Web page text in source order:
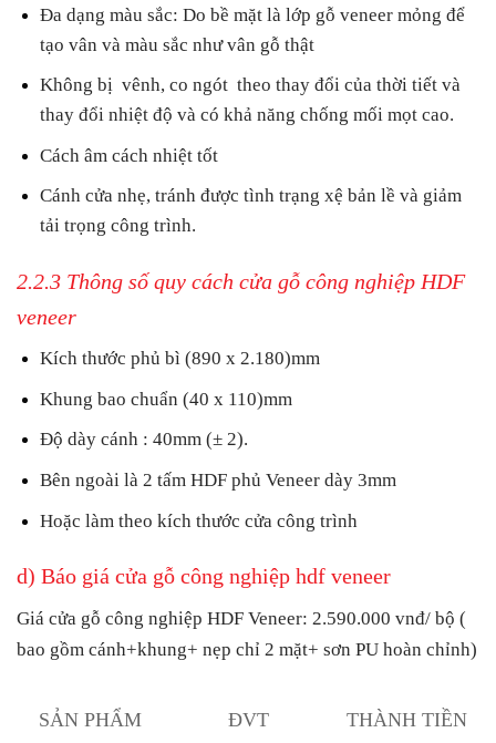
Đa dạng màu sắc: Do bề mặt là lớp gỗ veneer mỏng để
tạo vân và màu sắc như vân gỗ thật
Không bị vênh, co ngót theo thay đổi của thời tiết và
thay đổi nhiệt độ và có khả năng chống mối mọt cao.
Cách âm cách nhiệt tốt
Cánh cửa nhẹ, tránh được tình trạng xệ bản lề và giảm
tải trọng công trình.
2.2.3 Thông số quy cách cửa gỗ công nghiệp HDF
veneer
Kích thước phủ bì (890 x 2.180)mm
Khung bao chuẩn (40 x 110)mm
Độ dày cánh : 40mm (± 2).
Bên ngoài là 2 tấm HDF phủ Veneer dày 3mm
Hoặc làm theo kích thước cửa công trình
d) Báo giá cửa gỗ công nghiệp hdf veneer
Giá cửa gỗ công nghiệp HDF Veneer: 2.590.000 vnđ/ bộ (
bao gồm cánh+khung+ nẹp chỉ 2 mặt+ sơn PU hoàn chỉnh)
SẢN PHẨM ĐVT THÀNH TIỀN